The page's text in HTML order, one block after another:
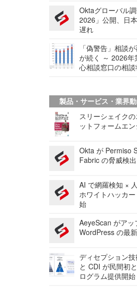
Oktaグローバル
2026」公開、日
遅れ
「偽警告」相談
が続く ～ 2026年
心相談窓口の相談
製品・サービス・業界
スリーシェイク
ットフォームエ
Okta が Permiso
Fabric の脅威検
AI で網羅検知 ×
ホワイトハッカ
始
AeyeScan がア
WordPress の最
ディセプション
と CDI が民間初
ログラム提供開始